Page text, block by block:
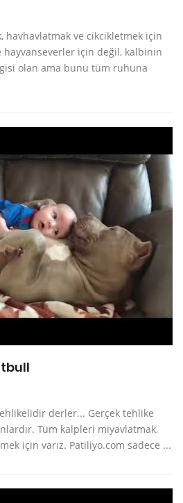
havhavlatmak ve cikcikletmek için
hayvanseverler için değil, kalbinin
olan ama bunu tüm ruhuna
derler... Gerçek tehlike
Tüm kalpleri miyavlatmak,
için varız. Patiliyo.com sadece ...